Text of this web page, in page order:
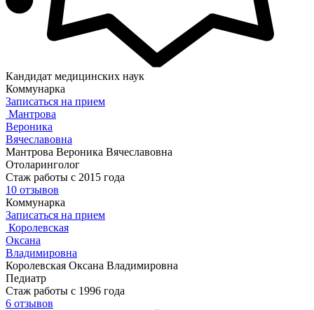
Кандидат медицинских наук
Коммунарка
Записаться на прием
Мантрова
Вероника
Вячеславовна
Мантрова Вероника Вячеславовна
Отоларинголог
Стаж работы с 2015 года
10 отзывов
Коммунарка
Записаться на прием
Королевская
Оксана
Владимировна
Королевская Оксана Владимировна
Педиатр
Стаж работы с 1996 года
6 отзывов